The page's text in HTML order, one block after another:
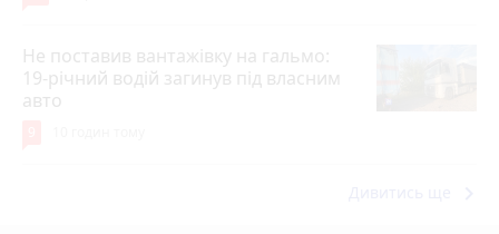
Не поставив вантажівку на гальмо:
19-річний водій загинув під власним
авто